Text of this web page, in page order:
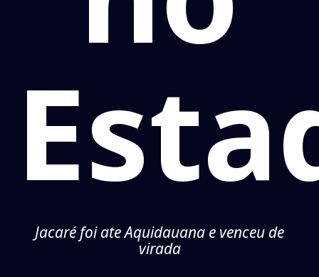
Jacaré foi ate Aquidauana e venceu de
virada